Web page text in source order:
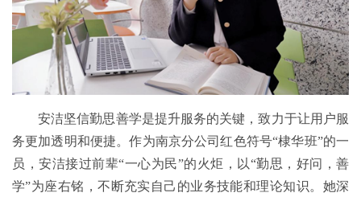
安洁坚信勤思善学是提升服务的关键，致力于让用户服
务更加透明和便捷。作为南京分公司红色符号“棣华班”的一
员，安洁接过前辈“一心为民”的火炬，以“勤思，好问，善
学”为座右铭，不断充实自己的业务技能和理论知识。她深